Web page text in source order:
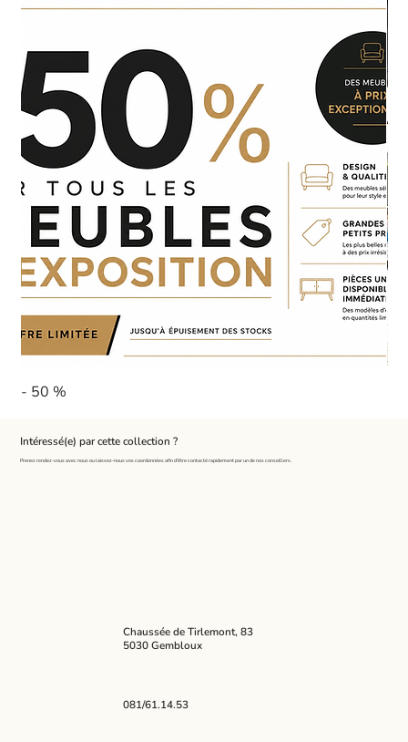
- 50 %
Intéressé(e) par cette collection ?
Prenez rendez-vous avec nous ou laissez-nous vos coordonnées afin d'être contacté rapidement par un de nos conseillers.
Chaussée de Tirlemont, 83
5030 Gembloux
081/61.14.53